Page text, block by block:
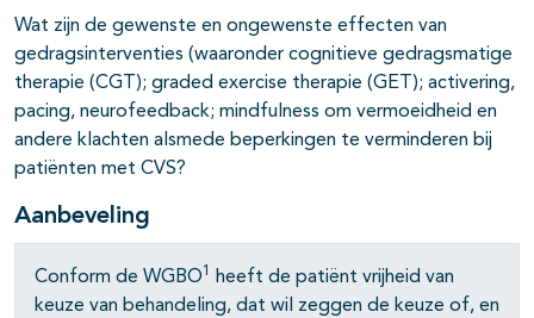
Wat zijn de gewenste en ongewenste effecten van
gedragsinterventies (waaronder cognitieve gedragsmatige
therapie (CGT); graded exercise therapie (GET); activering,
pacing, neurofeedback; mindfulness om vermoeidheid en
andere klachten alsmede beperkingen te verminderen bij
patiënten met CVS?
Aanbeveling
Conform de WGBO1
heeft de patiënt vrijheid van
keuze van behandeling, dat wil zeggen de keuze of, en